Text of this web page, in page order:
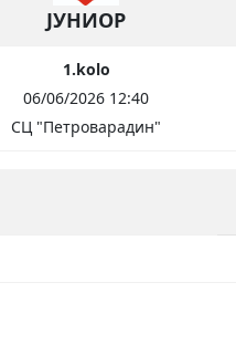
ЈУНИОР
1.kolo
06/06/2026 12:40
СЦ "Петроварадин"